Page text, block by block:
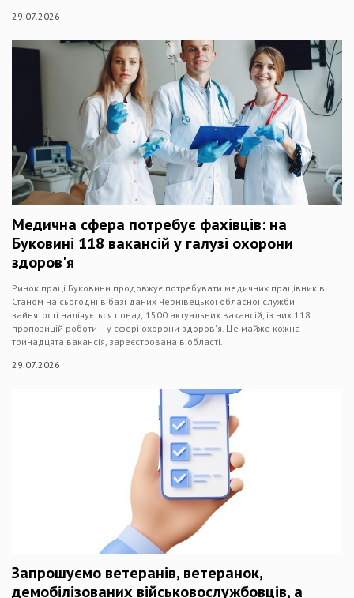
29.07.2026
Медична сфера потребує фахівців: на
Буковині 118 вакансій у галузі охорони
здоров'я
Ринок праці Буковини продовжує потребувати медичних працівників.
Станом на сьогодні в базі даних Чернівецької обласної служби
зайнятості налічується понад 1500 актуальних вакансій, із них 118
пропозицій роботи – у сфері охорони здоров'я. Це майже кожна
тринадцята вакансія, зареєстрована в області.
29.07.2026
Запрошуємо ветеранів, ветеранок,
демобілізованих військовослужбовців, а